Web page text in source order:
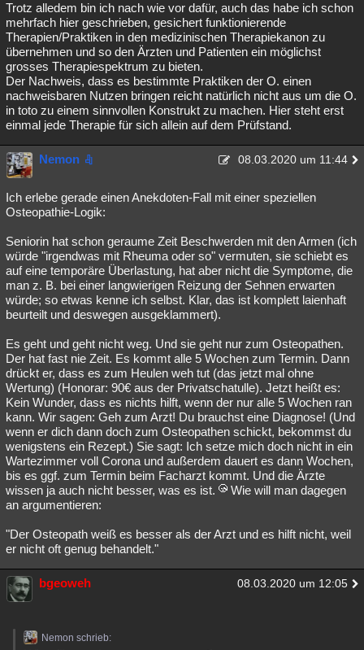
Trotz alledem bin ich nach wie vor dafür, auch das habe ich schon
mehrfach hier geschrieben, gesichert funktionierende
Therapien/Praktiken in den medizinischen Therapiekanon zu
übernehmen und so den Ärzten und Patienten ein möglichst
grosses Therapiespektrum zu bieten.
Der Nachweis, dass es bestimmte Praktiken der O. einen
nachweisbaren Nutzen bringen reicht natürlich nicht aus um die O.
in toto zu einem sinnvollen Konstrukt zu machen. Hier steht erst
einmal jede Therapie für sich allein auf dem Prüfstand.
Nemon 08.03.2020 um 11:44
Ich erlebe gerade einen Anekdoten-Fall mit einer speziellen
Osteopathie-Logik:
Seniorin hat schon geraume Zeit Beschwerden mit den Armen (ich
würde "irgendwas mit Rheuma oder so" vermuten, sie schiebt es
auf eine temporäre Überlastung, hat aber nicht die Symptome, die
man z. B. bei einer langwierigen Reizung der Sehnen erwarten
würde; so etwas kenne ich selbst. Klar, das ist komplett laienhaft
beurteilt und deswegen ausgeklammert).
Es geht und geht nicht weg. Und sie geht nur zum Osteopathen.
Der hat fast nie Zeit. Es kommt alle 5 Wochen zum Termin. Dann
drückt er, dass es zum Heulen weh tut (das jetzt mal ohne
Wertung) (Honorar: 90€ aus der Privatschatulle). Jetzt heißt es:
Kein Wunder, dass es nichts hilft, wenn der nur alle 5 Wochen ran
kann. Wir sagen: Geh zum Arzt! Du brauchst eine Diagnose! (Und
wenn er dich dann doch zum Osteopathen schickt, bekommst du
wenigstens ein Rezept.) Sie sagt: Ich setze mich doch nicht in ein
Wartezimmer voll Corona und außerdem dauert es dann Wochen,
bis es ggf. zum Termin beim Facharzt kommt. Und die Ärzte
wissen ja auch nicht besser, was es ist.
Wie will man dagegen
an argumentieren:
"Der Osteopath weiß es besser als der Arzt und es hilft nicht, weil
er nicht oft genug behandelt."
bgeoweh 08.03.2020 um 12:05
Nemon schrieb: